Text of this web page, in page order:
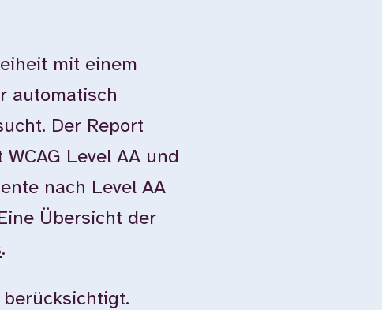
mit einem
automatisch
Der Report
Level AA und
nach Level AA
Übersicht der
.